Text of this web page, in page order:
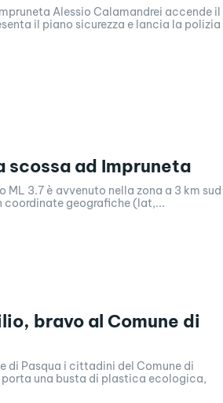
Alessio Calamandrei accende il
il piano sicurezza e lancia la polizia
scossa ad Impruneta
ML 3.7 è avvenuto nella zona a 3 km sud
coordinate geografiche (lat,...
bravo al Comune di
di Pasqua i cittadini del Comune di
una busta di plastica ecologica,